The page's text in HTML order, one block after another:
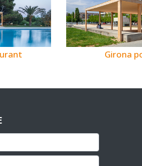
Girona